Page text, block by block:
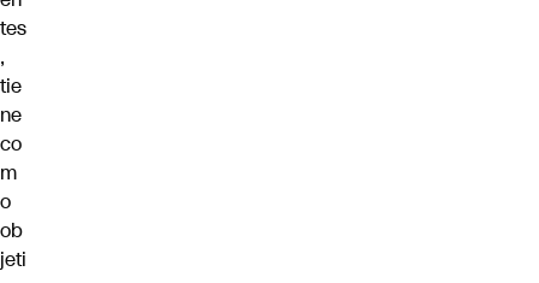
tes
,
tie
ne
co
m
o
ob
jeti